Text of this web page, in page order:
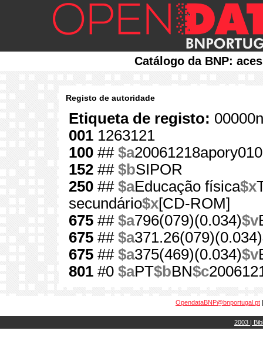
Catálogo da BNP:
Registo de autoridade
Etiqueta de registo:
001 1263121
100 ## $a
152 ## $bSIPOR
250 ## $aEducação física$x
secundário$x[CD-ROM]
675 ## $a796(079)(0.034)$v
675 ## $a371.26(079)(0.034)
675 ## $a375(469)(0.034)$v
801 #0 $aPT$bBN$c
OpendataBNP@bnportugal.pt
2003 |